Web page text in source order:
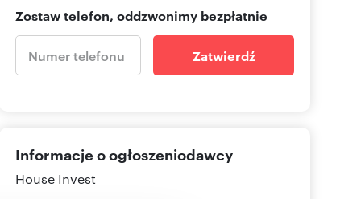
Zostaw telefon, oddzwonimy bezpłatnie
Zatwierdź
Informacje o ogłoszeniodawcy
House Invest